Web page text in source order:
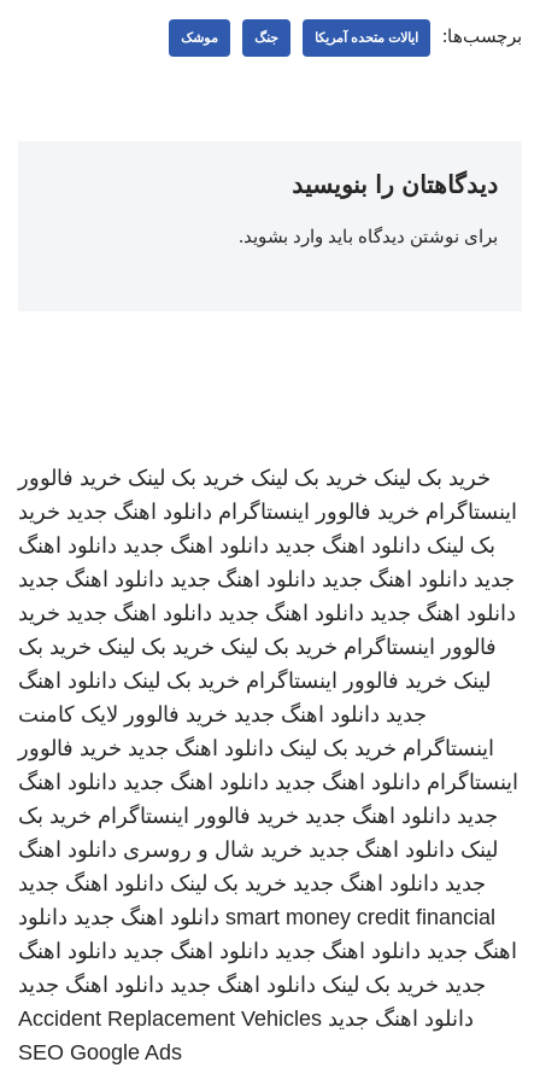
برچسب‌ها: ایالات متحده آمریکا جنگ موشک
دیدگاهتان را بنویسید
برای نوشتن دیدگاه باید وارد بشوید.
خرید بک لینک خرید بک لینک خرید بک لینک خرید فالوور
اینستاگرام خرید فالوور اینستاگرام دانلود اهنگ جدید خرید
بک لینک دانلود اهنگ جدید دانلود اهنگ جدید دانلود اهنگ
جدید دانلود اهنگ جدید دانلود اهنگ جدید دانلود اهنگ جدید
دانلود اهنگ جدید دانلود اهنگ جدید دانلود اهنگ جدید خرید
فالوور اینستاگرام خرید بک لینک خرید بک لینک خرید بک
لینک خرید فالوور اینستاگرام خرید بک لینک دانلود اهنگ
جدید دانلود اهنگ جدید خرید فالوور لایک کامنت
اینستاگرام خرید بک لینک دانلود اهنگ جدید خرید فالوور
اینستاگرام دانلود اهنگ جدید دانلود اهنگ جدید دانلود اهنگ
جدید دانلود اهنگ جدید خرید فالوور اینستاگرام خرید بک
لینک دانلود اهنگ جدید خرید شال و روسری دانلود اهنگ
جدید دانلود اهنگ جدید خرید بک لینک دانلود اهنگ جدید
smart money credit financial دانلود اهنگ جدید دانلود
اهنگ جدید دانلود اهنگ جدید دانلود اهنگ جدید دانلود اهنگ
جدید خرید بک لینک دانلود اهنگ جدید دانلود اهنگ جدید
دانلود اهنگ جدید Accident Replacement Vehicles
SEO Google Ads